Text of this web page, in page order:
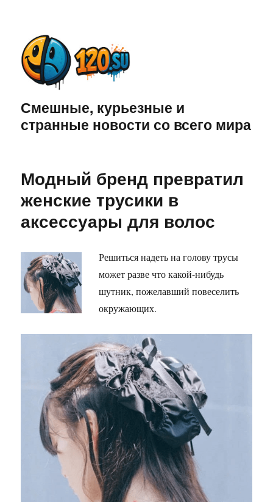
Смешные, курьезные и
странные новости со всего мира
Модный бренд превратил
женские трусики в
аксессуары для волос
Решиться надеть на голову трусы
может разве что какой-нибудь
шутник, пожелавший повеселить
окружающих.